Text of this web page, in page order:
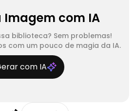
Imagem com IA
biblioteca? Sem problemas!
com um pouco de magia da IA.
com IA